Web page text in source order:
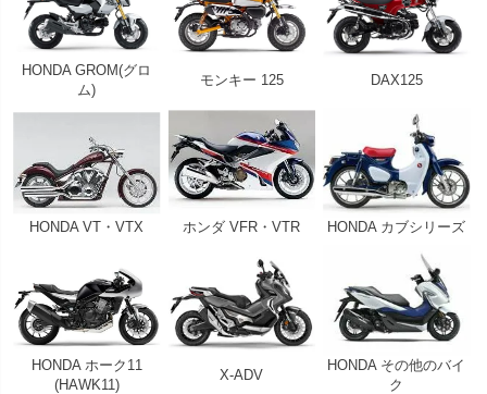
HONDA GROM(グロ
ム)
モンキー 125 DAX125
HONDA VT・VTX ホンダ VFR・VTR HONDA カブシリーズ
HONDA ホーク11
(HAWK11)
X-ADV
HONDA その他のバイ
ク